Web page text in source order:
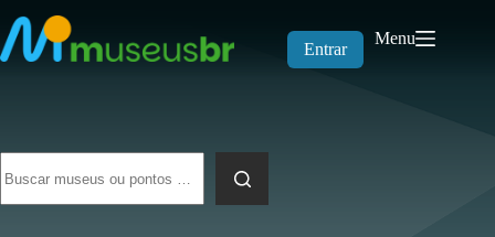
para
o
conteúdo
Entrar
Menu
resultados